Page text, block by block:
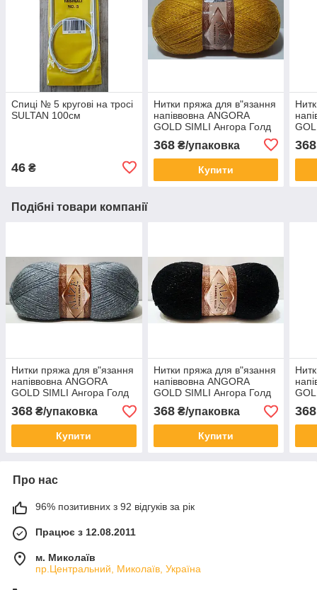
Спиці № 5 кругові на тросі
SULTAN 100см
46 ₴
Нитки пряжа для в"язання
напіввовна ANGORA
GOLD SIMLI Ангора Голд
368₴/упаковка
Купити
368
Подібні товари компанії
Нитки пряжа для в"язання
напіввовна ANGORA
GOLD SIMLI Ангора Голд
Симли № 87 - угольно-
серый
368 ₴/упаковка
Купити
Нитки пряжа для в"язання
напіввовна ANGORA
GOLD SIMLI Ангора Голд
Симли № 60 - черный
368₴/упаковка
Купити
368
Про нас
96% позитивних з 92 відгуків за рік
Працює з 12.08.2011
м. Миколаїв
пр.Центральний, Миколаїв, Україна